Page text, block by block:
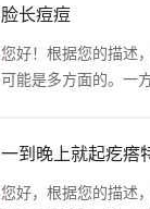
脸长痘痘
您好！根据您的描述
可能是多方面的。一方
一到晚上就起疙瘩
您好，根据您的描述